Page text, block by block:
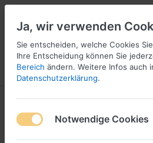
Menü Anmelden Vergleichen
Ja, wir verwenden
Sie entscheiden, welche Cookies
Ihre Entscheidung können Sie
Bereich ändern. Weitere Infos auch
Datenschutzerklärung.
Notwendige Cookies